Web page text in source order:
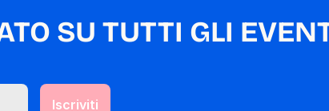
SU TUTTI GLI